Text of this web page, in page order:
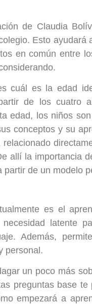
de Claudia
Esto ayudará
en común entre
cuál es la edad
de los cuatro
edad, los niños
conceptos y su
allí la importancia
de un modelo
es el
latente
Además,
personal.
un poco más
preguntas base
empezará a